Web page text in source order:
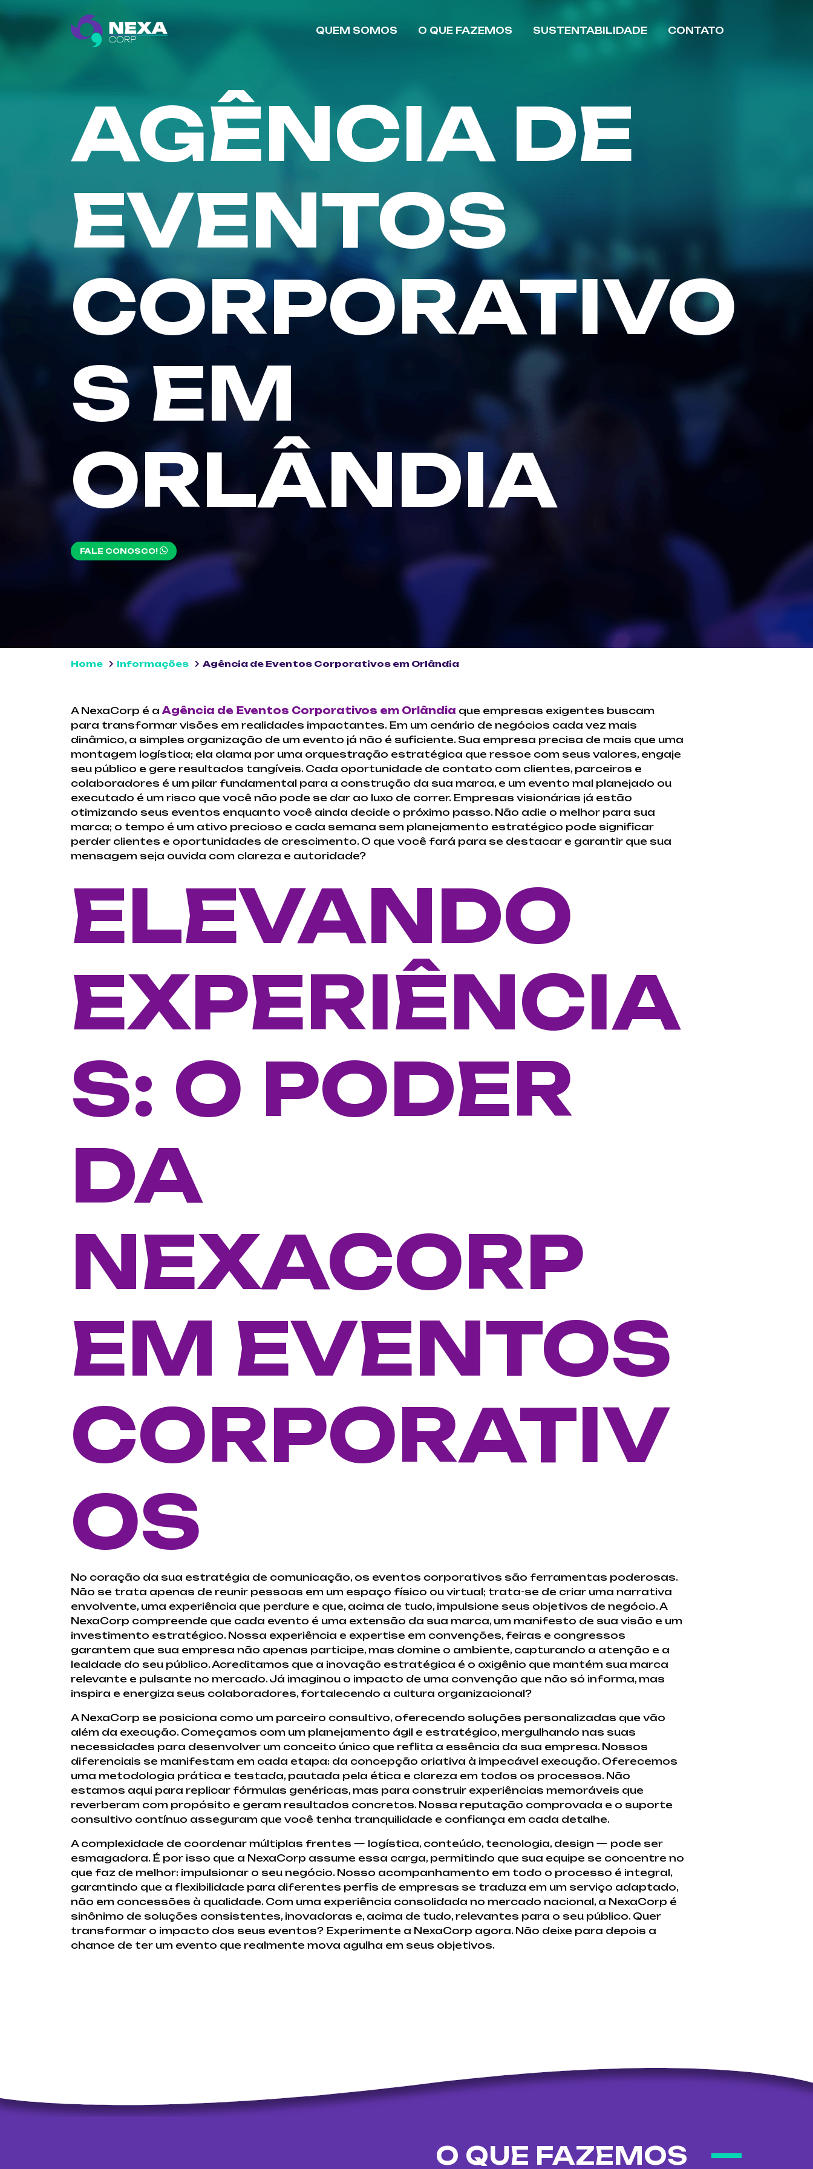
QUEM SOMOS O QUE FAZEMOS SUSTENTABILIDADE CONTATO
AGÊNCIA DE
EVENTOS
CORPORATIVO
S EM
ORLÂNDIA
FALE CONOSCO!
Home Informações Agência de Eventos Corporativos em Orlândia
A NexaCorp é aAgência de Eventos Corporativos em Orlândia que empresas exigentes buscam
para transformar visões em realidades impactantes. Em um cenário de negócios cada vez mais
dinâmico, a simples organização de um evento já não é suficiente. Sua empresa precisa de mais que uma
montagem logística; ela clama por uma orquestração estratégica que ressoe com seus valores, engaje
seu público e gere resultados tangíveis. Cada oportunidade de contato com clientes, parceiros e
colaboradores é um pilar fundamental para a construção da sua marca, e um evento mal planejado ou
executado é um risco que você não pode se dar ao luxo de correr. Empresas visionárias já estão
otimizando seus eventos enquanto você ainda decide o próximo passo. Não adie o melhor para sua
marca; o tempo é um ativo precioso e cada semana sem planejamento estratégico pode significar
perder clientes e oportunidades de crescimento. O que você fará para se destacar e garantir que sua
mensagem seja ouvida com clareza e autoridade?
ELEVANDO
EXPERIÊNCIA
S: O PODER
DA
NEXACORP
EM EVENTOS
CORPORATIV
OS
No coração da sua estratégia de comunicação, os eventos corporativos são ferramentas poderosas.
Não se trata apenas de reunir pessoas em um espaço físico ou virtual; trata-se de criar uma narrativa
envolvente, uma experiência que perdure e que, acima de tudo, impulsione seus objetivos de negócio. A
NexaCorp compreende que cada evento é uma extensão da sua marca, um manifesto de sua visão e um
investimento estratégico. Nossa experiência e expertise em convenções, feiras e congressos
garantem que sua empresa não apenas participe, mas domine o ambiente, capturando a atenção e a
lealdade do seu público. Acreditamos que a inovação estratégica é o oxigênio que mantém sua marca
relevante e pulsante no mercado. Já imaginou o impacto de uma convenção que não só informa, mas
inspira e energiza seus colaboradores, fortalecendo a cultura organizacional?
A NexaCorp se posiciona como um parceiro consultivo, oferecendo soluções personalizadas que vão
além da execução. Começamos com um planejamento ágil e estratégico, mergulhando nas suas
necessidades para desenvolver um conceito único que reflita a essência da sua empresa. Nossos
diferenciais se manifestam em cada etapa: da concepção criativa à impecável execução. Oferecemos
uma metodologia prática e testada, pautada pela ética e clareza em todos os processos. Não
estamos aqui para replicar fórmulas genéricas, mas para construir experiências memoráveis que
reverberam com propósito e geram resultados concretos. Nossa reputação comprovada e o suporte
consultivo contínuo asseguram que você tenha tranquilidade e confiança em cada detalhe.
A complexidade de coordenar múltiplas frentes — logística, conteúdo, tecnologia, design — pode ser
esmagadora. É por isso que a NexaCorp assume essa carga, permitindo que sua equipe se concentre no
que faz de melhor: impulsionar o seu negócio. Nosso acompanhamento em todo o processo é integral,
garantindo que a flexibilidade para diferentes perfis de empresas se traduza em um serviço adaptado,
não em concessões à qualidade. Com uma experiência consolidada no mercado nacional, a NexaCorp é
sinônimo de soluções consistentes, inovadoras e, acima de tudo, relevantes para o seu público. Quer
transformar o impacto dos seus eventos? Experimente a NexaCorp agora. Não deixe para depois a
chance de ter um evento que realmente mova agulha em seus objetivos.
O QUE FAZEMOS